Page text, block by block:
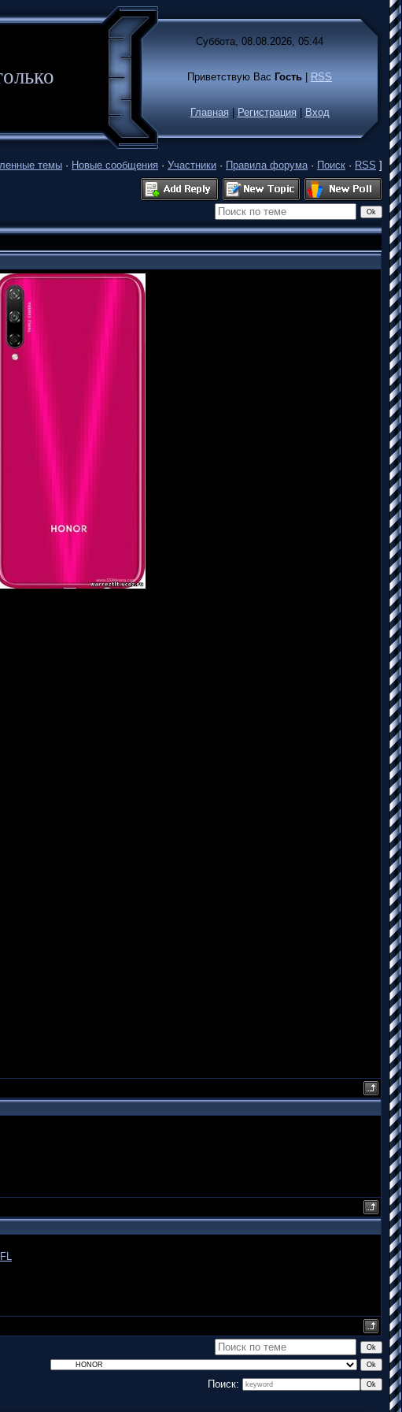
только
Суббота, 08.08.2026, 05:44
Приветствую Вас Гость RSS
Главная Регистрация Вход
темы · Новые сообщения · Участники · Правила форума· Поиск · RSS ]
Поиск: